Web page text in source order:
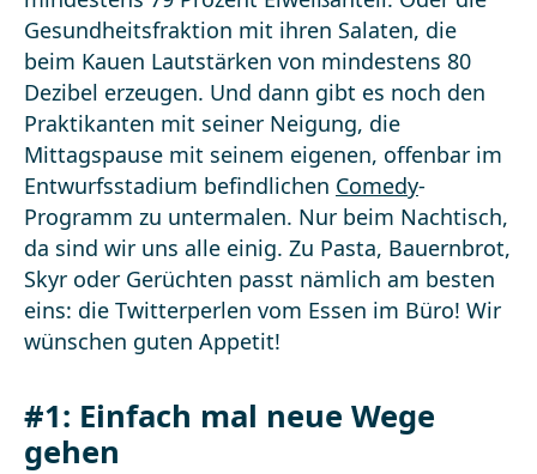
Gesundheitsfraktion mit ihren Salaten, die
beim Kauen Lautstärken von mindestens 80
Dezibel erzeugen. Und dann gibt es noch den
Praktikanten mit seiner Neigung, die
Mittagspause mit seinem eigenen, offenbar im
Entwurfsstadium befindlichen Comedy-
Programm zu untermalen. Nur beim Nachtisch,
da sind wir uns alle einig. Zu Pasta, Bauernbrot,
Skyr oder Gerüchten passt nämlich am besten
eins: die Twitterperlen vom Essen im Büro! Wir
wünschen guten Appetit!
#1: Einfach mal neue Wege
gehen